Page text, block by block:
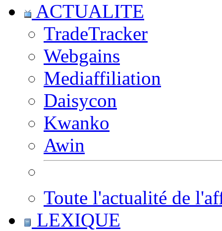
ACTUALITE
TradeTracker
Webgains
Mediaffiliation
Daisycon
Kwanko
Awin
Toute l'actualité de
LEXIQUE